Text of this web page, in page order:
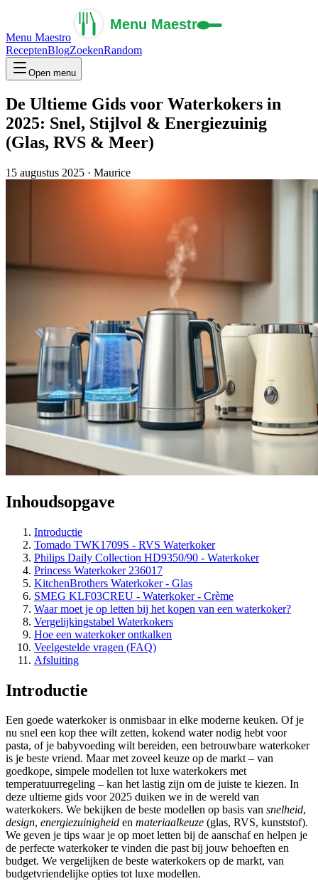
Menu Maestro
ReceptenBlogZoekenRandom
Open menu
De Ultieme Gids voor Waterkokers in
2025: Snel, Stijlvol & Energiezuinig
(Glas, RVS & Meer)
15 augustus 2025 · Maurice
Inhoudsopgave
Introductie
Tomado TWK1709S - RVS Waterkoker
Philips Daily Collection HD9350/90 - Waterkoker
Princess Waterkoker 236017
KitchenBrothers Waterkoker - Glas
SMEG KLF03CREU - Waterkoker - Crème
Waar moet je op letten bij het kopen van een waterkoker?
Vergelijkingstabel Waterkokers
Hoe een waterkoker ontkalken
Veelgestelde vragen (FAQ)
Afsluiting
Introductie
Een goede waterkoker is onmisbaar in elke moderne keuken. Of je
nu snel een kop thee wilt zetten, kokend water nodig hebt voor
pasta, of je babyvoeding wilt bereiden, een betrouwbare waterkoker
is je beste vriend. Maar met zoveel keuze op de markt – van
goedkope, simpele modellen tot luxe waterkokers met
temperatuurregeling – kan het lastig zijn om de juiste te kiezen. In
deze ultieme gids voor 2025 duiken we in de wereld van
waterkokers. We bekijken de beste modellen op basis van snelheid,
design, energiezuinigheid en materiaalkeuze (glas, RVS, kunststof).
We geven je tips waar je op moet letten bij de aanschaf en helpen je
de perfecte waterkoker te vinden die past bij jouw behoeften en
budget. We vergelijken de beste waterkokers op de markt, van
budgetvriendelijke opties tot luxe modellen.